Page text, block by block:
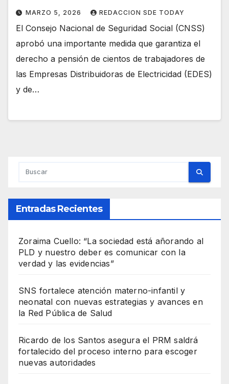
MARZO 5, 2026 REDACCION SDE TODAY
El Consejo Nacional de Seguridad Social (CNSS)
aprobó una importante medida que garantiza el
derecho a pensión de cientos de trabajadores de
las Empresas Distribuidoras de Electricidad (EDES)
y de…
Entradas Recientes
Zoraima Cuello: “La sociedad está añorando al
PLD y nuestro deber es comunicar con la
verdad y las evidencias”
SNS fortalece atención materno-infantil y
neonatal con nuevas estrategias y avances en
la Red Pública de Salud
Ricardo de los Santos asegura el PRM saldrá
fortalecido del proceso interno para escoger
nuevas autoridades